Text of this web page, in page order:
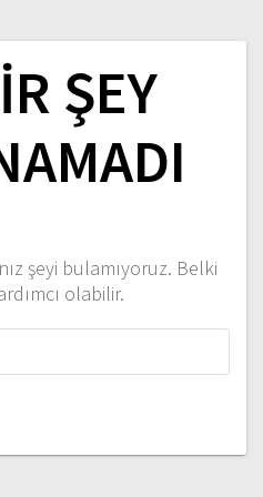
ŞEY
şeyi bulamıyoruz. Belki
olabilir.